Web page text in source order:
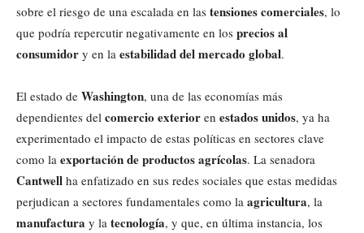
sobre el riesgo de una escalada en las tensiones comerciales, lo
que podría repercutir negativamente en los precios al
consumidor y en la estabilidad del mercado global.
El estado de Washington, una de las economías más
dependientes del comercio exterior en estados unidos, ya ha
experimentado el impacto de estas políticas en sectores clave
como la exportación de productos agrícolas. La senadora
Cantwell ha enfatizado en sus redes sociales que estas medidas
perjudican a sectores fundamentales como la agricultura, la
manufactura y la tecnología, y que, en última instancia, los